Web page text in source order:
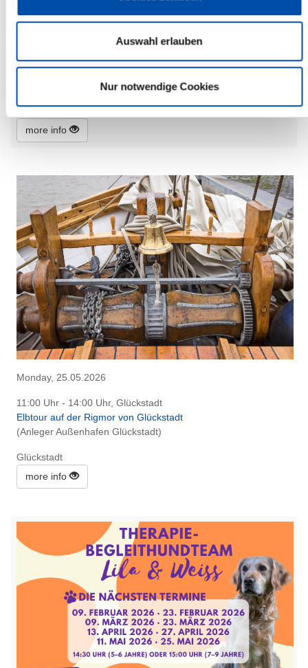
Auswahl erlauben
Nur notwendige Cookies
Radtour am Mühlentag nach Wilster
Itzehoe
more info
Monday, 25.05.2026
11:00 Uhr - 14:00 Uhr, Glückstadt
Elbtour auf der Rigmor von Glückstadt
(Anleger Außenhafen Glückstadt)
Glückstadt
more info